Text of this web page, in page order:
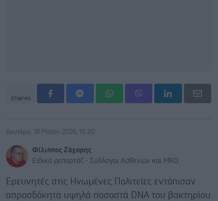
shares
Δευτέρα, 18 Μαΐου 2026, 15:20
Φίλιππος Ζάχαρης
Ειδικά ρεπορτάζ - Σύλλογοι Ασθενών και ΜΚΟ
Ερευνητές στις Ηνωμένες Πολιτείες εντόπισαν
απροσδόκητα υψηλά ποσοστά DNA του βακτηρίου